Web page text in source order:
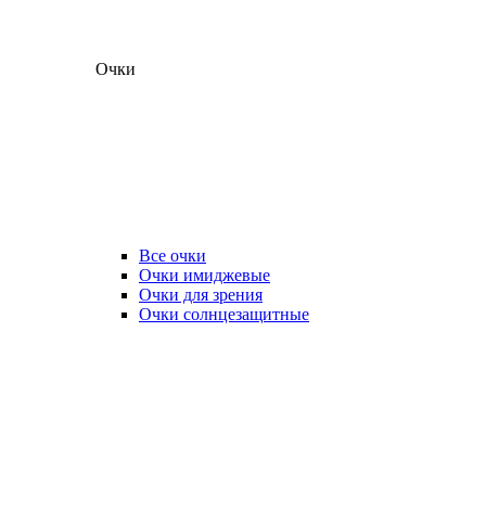
Очки
Все очки
Очки имиджевые
Очки для зрения
Очки солнцезащитные